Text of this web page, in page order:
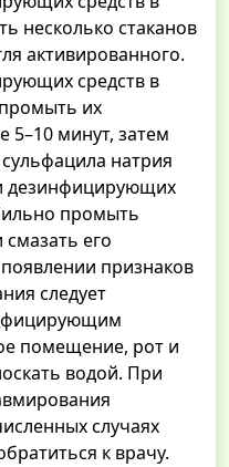
несколько стаканов
активированного.
средств в
их
5–10 минут, затем
натрия
дезинфицирующих
промыть
его
признаков
следует
помещение, рот и
водой. При
случаях
к врачу.